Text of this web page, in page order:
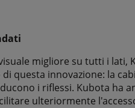
migliore su tutti i
questa innovazione: la
i riflessi. Kubota ha
ulteriormente